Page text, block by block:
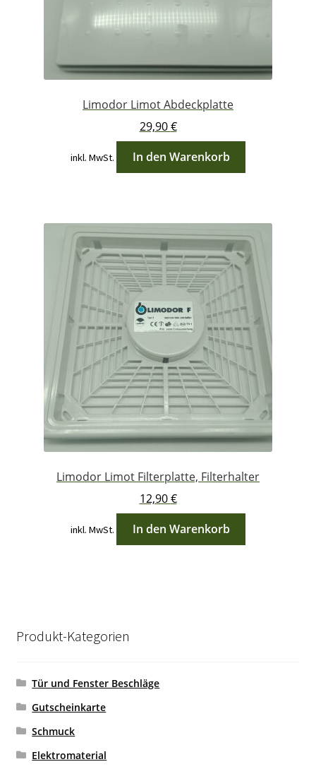
Limodor Limot Abdeckplatte
29,90€
inkl. MwSt. In den Warenkorb
Limodor Limot Filterplatte, Filterhalter
12,90€
inkl. MwSt. In den Warenkorb
Produkt-Kategorien
Tür und Fenster Beschläge
Gutscheinkarte
Schmuck
Elektromaterial